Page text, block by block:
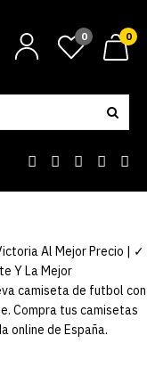
0 0
Al Mejor Precio | ✓
Y La Mejor
camiseta de futbol con
Compra tus camisetas
online de España.